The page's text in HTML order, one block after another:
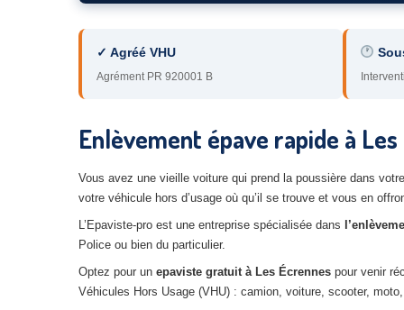
✓ Agréé VHU
Agrément PR 920001 B
Enlèvement épave rapide à
Vous avez une vieille voiture qui prend la poussière dans
votre véhicule hors d’usage où qu’il se trouve et vous en
L’Epaviste-pro est une entreprise spécialisée dans
Police ou bien du particulier.
Optez pour un epaviste gratuit à Les Écrennes pour venir
Véhicules Hors Usage (VHU) : camion, voiture, scooter,